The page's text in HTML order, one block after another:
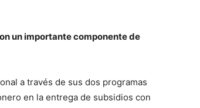
un importante componente de
a través de sus dos programas
en la entrega de subsidios con